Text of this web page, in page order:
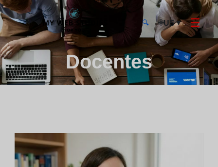
MyWebStudies - Página de inicio
🔍 🌐US▼ ☰
Docentes